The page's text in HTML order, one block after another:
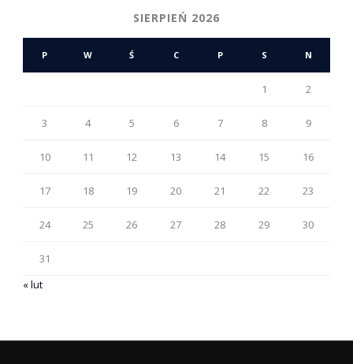
SIERPIEŃ 2026
P W Ś C P S N
1 2
3 4 5 6 7 8 9
10 11 12 13 14 15 16
17 18 19 20 21 22 23
24 25 26 27 28 29 30
31
« lut